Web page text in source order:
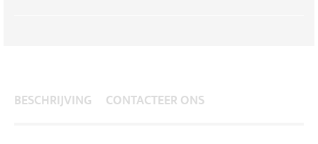
BESCHRIJVING CONTACTEER ONS